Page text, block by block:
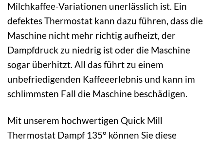
Milchkaffee-Variationen unerlässlich ist. Ein
defektes Thermostat kann dazu führen, dass die
Maschine nicht mehr richtig aufheizt, der
Dampfdruck zu niedrig ist oder die Maschine
sogar überhitzt. All das führt zu einem
unbefriedigenden Kaffeeerlebnis und kann im
schlimmsten Fall die Maschine beschädigen.
Mit unserem hochwertigen Quick Mill
Thermostat Dampf 135° können Sie diese